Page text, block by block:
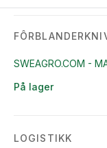
SWEAGRO.COM -
På lager
LOGISTIKK